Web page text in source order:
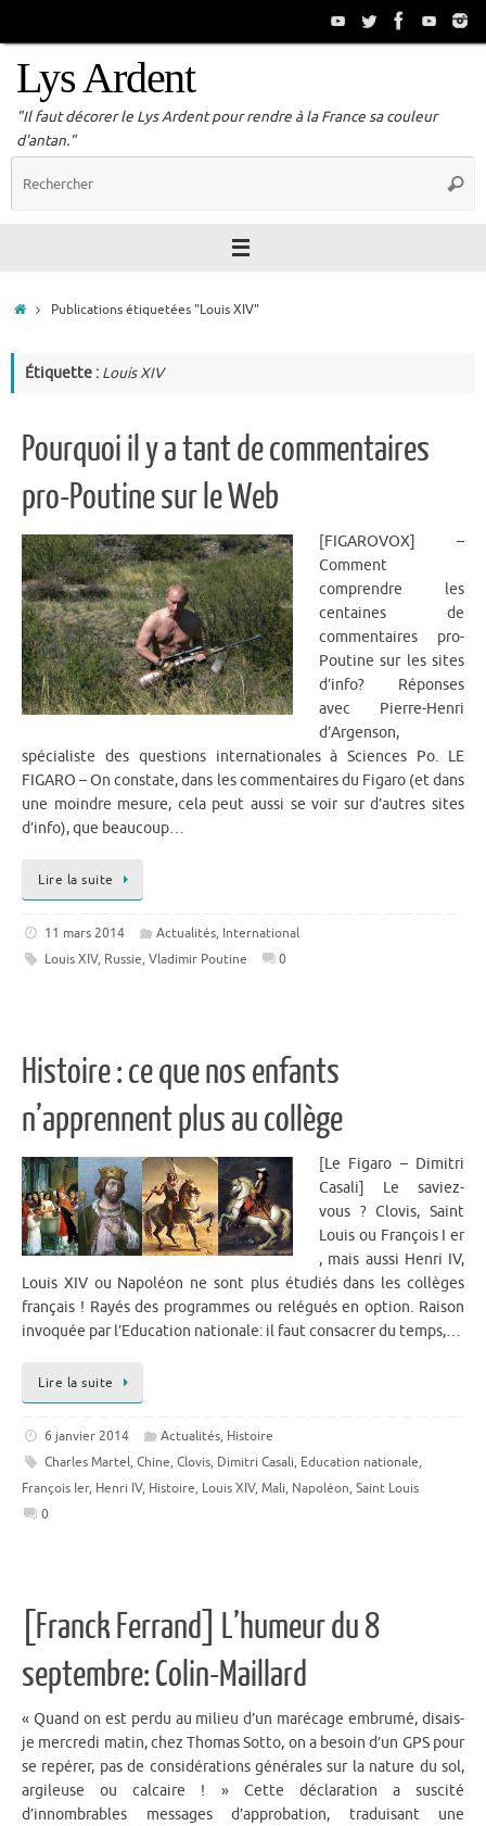
Lys Ardent
"Il faut décorer le Lys Ardent pour rendre à la France sa couleur
d'antan."
AccueilPublications étiquetées "Louis XIV"
Étiquette : Louis XIV
Pourquoi il y a tant de commentaires
pro-Poutine sur le Web
[FIGAROVOX] –
Comment
comprendre les
centaines de
commentaires pro-
Poutine sur les sites
d’info? Réponses
avec Pierre-Henri
d’Argenson,
spécialiste des questions internationales à Sciences Po. LE
FIGARO – On constate, dans les commentaires du Figaro (et dans
une moindre mesure, cela peut aussi se voir sur d’autres sites
d’info), que beaucoup…
Lire la suite
11 mars 2014 Actualités, International
Louis XIV, Russie, Vladimir Poutine 0
Histoire : ce que nos enfants
n’apprennent plus au collège
[Le Figaro – Dimitri
Casali] Le saviez-
vous ? Clovis, Saint
Louis ou François I er
, mais aussi Henri IV,
Louis XIV ou Napoléon ne sont plus étudiés dans les collèges
français ! Rayés des programmes ou relégués en option. Raison
invoquée par l’Education nationale: il faut consacrer du temps,…
Lire la suite
6 janvier 2014 Actualités, Histoire
Charles Martel, Chine, Clovis, Dimitri Casali, Education nationale,
François Ier, Henri IV, Histoire, Louis XIV, Mali, Napoléon, Saint Louis
0
[Franck Ferrand] L’humeur du 8
septembre: Colin-Maillard
« Quand on est perdu au milieu d’un marécage embrumé, disais-
je mercredi matin, chez Thomas Sotto, on a besoin d’un GPS pour
se repérer, pas de considérations générales sur la nature du sol,
argileuse ou calcaire ! » Cette déclaration a suscité
d’innombrables messages d’approbation, traduisant une